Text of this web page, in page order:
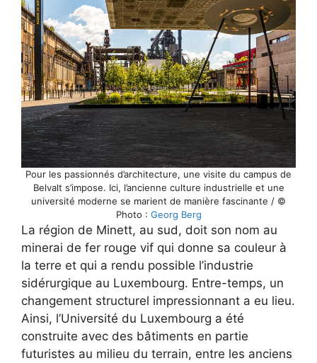
Pour les passionnés d’architecture, une visite du campus de
Belvalt s’impose. Ici, l’ancienne culture industrielle et une
université moderne se marient de manière fascinante / ©
Photo : Georg Berg
La région de Minett, au sud, doit son nom au
minerai de fer rouge vif qui donne sa couleur à
la terre et qui a rendu possible l’industrie
sidérurgique au Luxembourg. Entre-temps, un
changement structurel impressionnant a eu lieu.
Ainsi, l’Université du Luxembourg a été
construite avec des bâtiments en partie
futuristes au milieu du terrain, entre les anciens